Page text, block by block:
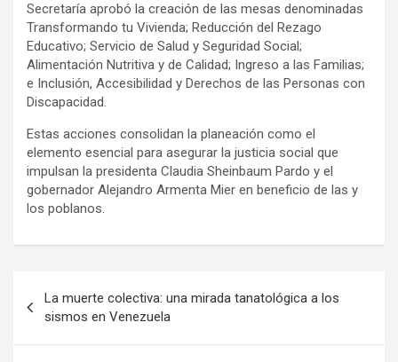
Secretaría aprobó la creación de las mesas denominadas
Transformando tu Vivienda; Reducción del Rezago
Educativo; Servicio de Salud y Seguridad Social;
Alimentación Nutritiva y de Calidad; Ingreso a las Familias;
e Inclusión, Accesibilidad y Derechos de las Personas con
Discapacidad.
Estas acciones consolidan la planeación como el
elemento esencial para asegurar la justicia social que
impulsan la presidenta Claudia Sheinbaum Pardo y el
gobernador Alejandro Armenta Mier en beneficio de las y
los poblanos.
de
entradas
La muerte colectiva: una mirada tanatológica a los
sismos en Venezuela